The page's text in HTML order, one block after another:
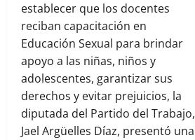
establecer que los docentes
reciban capacitación en
Educación Sexual para brindar
apoyo a las niñas, niños y
adolescentes, garantizar sus
derechos y evitar prejuicios, la
diputada del Partido del Trabajo,
Jael Argüelles Díaz, presentó una